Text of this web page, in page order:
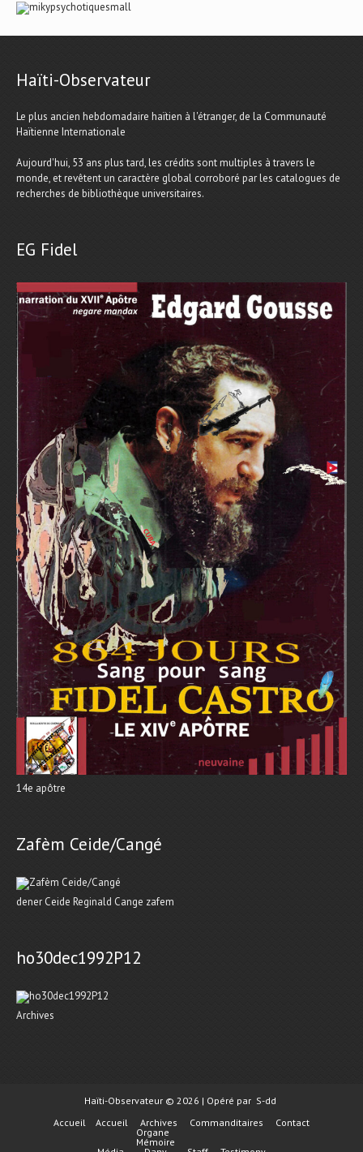
Haïti-Observateur
Le plus ancien hebdomadaire haïtien à l'étranger, de la Communauté
Haïtienne Internationale
Aujourd'hui, 53 ans plus tard, les crédits sont multiples à travers le
monde, et revêtent un caractère global corroboré par les catalogues de
recherches de bibliothèque universitaires.
EG Fidel
14e apôtre
Zafèm Ceide/Cangé
dener Ceide Reginald Cange zafem
ho30dec1992P12
Archives
Haïti-Observateur © 2026 | Opéré par S-dd
Accueil
Accueil Archives Commanditaires
Contact
Organe
Mémoire